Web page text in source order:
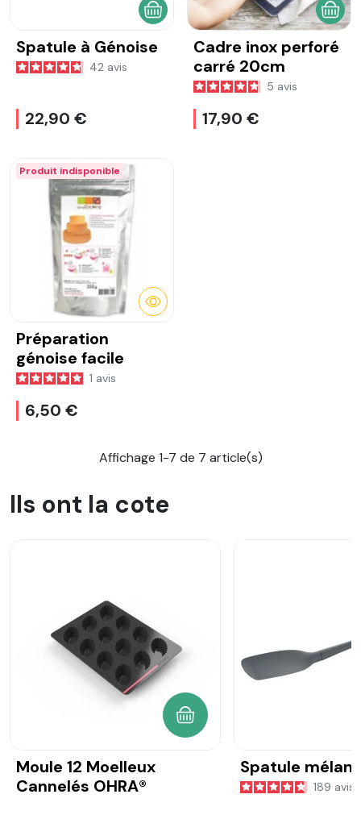
Spatule à Génoise
42 avis
22,90 €
AJOUTER AU PANIER
Cadre inox perforé
carré 20cm
5 avis
17,90 €
Produit indisponible
Préparation
génoise facile
1 avis
6,50 €
DÉTAILS
Affichage 1-7 de 7 article(s)
Ils ont la cote
Moule 12 Moelleux
Cannelés OHRA®
AJOUTER AU PANIER
Spatule
189 avis